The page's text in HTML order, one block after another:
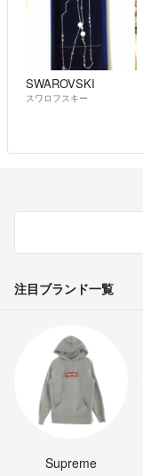
SWAROVSKI
スワロフスキー
注目ブランド一覧
Supreme